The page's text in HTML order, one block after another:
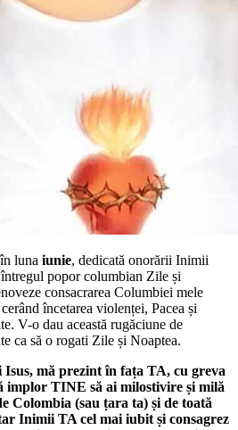
luna iunie, dedicată onorării Inimii
popor columbian Zile și
consacrarea Columbiei mele
încetarea violenței, Pacea și
V-o dau această rugăciune de
ca să o rogati Zile și Noaptea.
mă prezint în fața TA, cu greva
implor TINE să ai milostivire și milă
Colombia (sau țara ta) și de toată
Inimii TA cel mai iubit și consagrez